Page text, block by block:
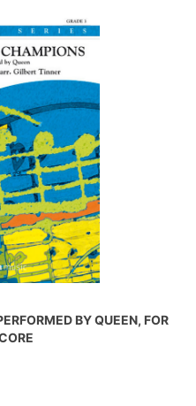
BY QUEEN, FOR